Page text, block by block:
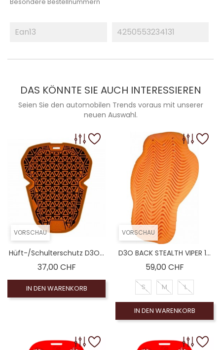
Ean13 4250553234131
DAS KÖNNTE SIE AUCH INTERESSIEREN
Seien Sie den automobilen Trends voraus mit unserer
neuen Auswahl.
VORSCHAU
Hüft-/Schulterschutz D3O...
37,00 CHFPreis
IN DEN WARENKORB
VORSCHAU
D3O BACK STEALTH VIPER 1...
59,00 CHFPreis
S M L
IN DEN WARENKORB